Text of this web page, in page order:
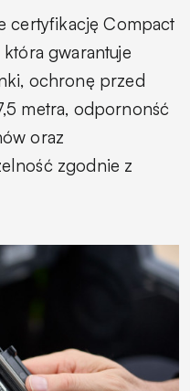
certyfikację Compact
gwarantuje
ochronę przed
metra, odpornonść
oraz
zgodnie z